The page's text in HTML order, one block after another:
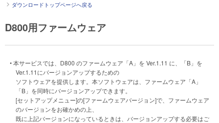
ダウンロードトップページへ戻る
D800用ファームウェア
• 本サービスでは、D800 のファームウェア「A」を Ver.1.11 に、「B」を
Ver.1.11にバージョンアップするための
ソフトウェアを提供します。本ソフトウェアは、ファームウェア「A」
「B」を同時にバージョンアップできます。
[セットアップメニュー]の[ファームウェアバージョン]で、ファームウェア
のバージョンをお確かめの上、
既に上記バージョンになっているときは、バージョンアップする必要はご